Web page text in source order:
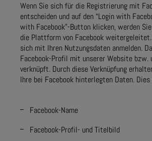
Wenn Sie sich für die Registrierung mit
entscheiden und auf den “Login with
with Facebook”-Button klicken, werden
die Plattform von Facebook
sich mit Ihren Nutzungsdaten anmelden.
Facebook-Profil mit unserer Website bzw.
verknüpft. Durch diese Verknüpfung
Ihre bei Facebook hinterlegten Daten.
Facebook-Name
Facebook-Profil- und Titelbild